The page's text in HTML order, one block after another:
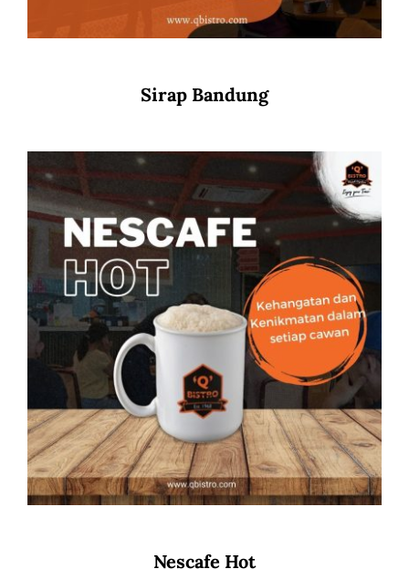
Sirap Bandung
Nescafe Hot